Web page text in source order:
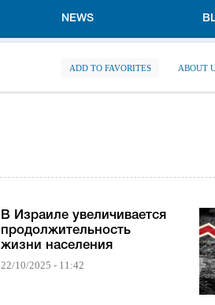
NEWS
ADD TO FAVORITES ABOUT
В Израиле увеличивается
продолжительность
жизни населения
22/10/2025 - 11:42